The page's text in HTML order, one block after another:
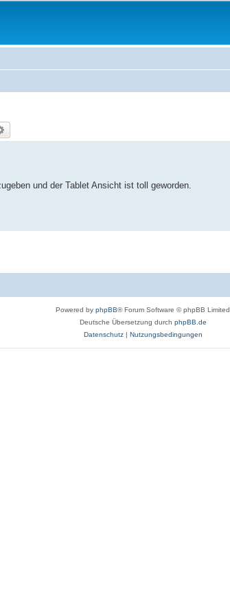
und der Tablet Ansicht ist toll geworden.
Powered by phpBB® Forum Software © phpBB Limited
Deutsche Übersetzung durch phpBB.de
Datenschutz| Nutzungsbedingungen